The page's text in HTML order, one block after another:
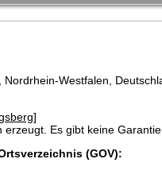
Westfalen,
]
Es gibt keine
(GOV):